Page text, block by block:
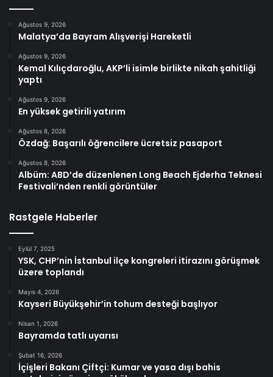
Ağustos 9, 2026
Malatya’da Bayram Alışverişi Hareketli
Ağustos 9, 2026
Kemal Kılıçdaroğlu, AKP’li isimle birlikte nikah şahitliği
yaptı
Ağustos 9, 2026
En yüksek getirili yatırım
Ağustos 8, 2026
Özdağ: Başarılı öğrencilere ücretsiz pasaport
Ağustos 8, 2026
Albüm: ABD’de düzenlenen Long Beach Ejderha Teknesi
Festivali’nden renkli görüntüler
Rastgele Haberler
Eylül 7, 2025
YSK, CHP’nin İstanbul ilçe kongreleri itirazını görüşmek
üzere toplandı
Mayıs 4, 2026
Kayseri Büyükşehir’in tohum desteği başlıyor
Nisan 1, 2026
Bayramda tatlı uyarısı
Şubat 16, 2026
İçişleri Bakanı Çiftçi: Kumar ve yasa dışı bahis